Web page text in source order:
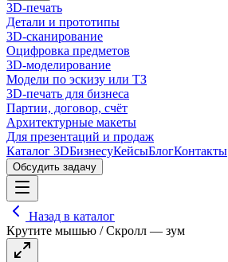
3D-печать
Детали и прототипы
3D-сканирование
Оцифровка предметов
3D-моделирование
Модели по эскизу или ТЗ
3D-печать для бизнеса
Партии, договор, счёт
Архитектурные макеты
Для презентаций и продаж
Каталог 3DБизнесуКейсыБлогКонтакты
Обсудить задачу
Назад в каталог
Крутите мышью / Скролл — зум